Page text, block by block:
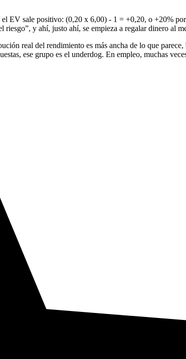
EV sale positivo: (0,20 x 6,00) - 1 = +0,20, o +20%
riesgo”, y ahí, justo ahí, se empieza a regalar dinero al
real del rendimiento es más ancha de lo que
ese grupo es el underdog. En empleo, muchas